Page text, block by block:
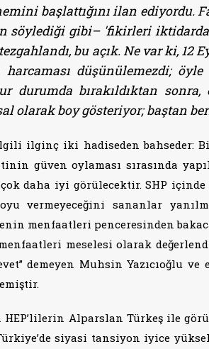
başlattığını ilan ediyordu.
söylediği gibi– 'fikirleri
bu açık. Ne var ki, 12
düşünülemezdi;
bırakıldıktan sonra,
olarak boy gösteriyor; baştan
ilginç iki hadiseden bahseder:
güven oylaması sırasında
çok daha iyi görülecektir. SHP
vermeyeceğini sananlar
menfaatleri penceresinden
meselesi olarak
demeyen Muhsin Yazıcıoğlu
Alparslan Türkeş ile
siyasi tansiyon iyice